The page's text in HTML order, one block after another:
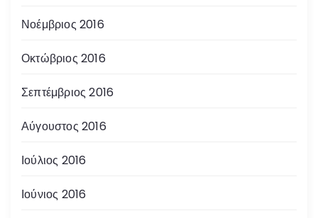
Νοέμβριος 2016
Οκτώβριος 2016
Σεπτέμβριος 2016
Αύγουστος 2016
Ιούλιος 2016
Ιούνιος 2016